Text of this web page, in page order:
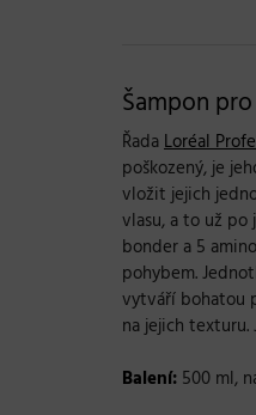
Šampon
ŘadaLoréal
poškozený, je
vložit jejich
vlasu, a to už po
bonder a 5
pohybem.
vytváří bohatou
na jejich
Balení: 500 ml,